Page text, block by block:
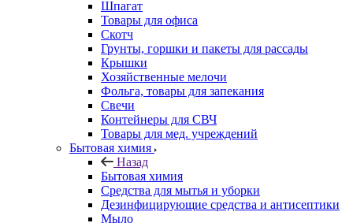
Шпагат
Товары для офиса
Скотч
Грунты, горшки и пакеты для рассады
Крышки
Хозяйственные мелочи
Фольга, товары для запекания
Свечи
Контейнеры для СВЧ
Товары для мед. учреждений
Бытовая химия
Назад
Бытовая химия
Средства для мытья и уборки
Дезинфицирующие средства и антисептики
Мыло